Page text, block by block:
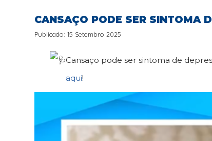
CANSAÇO PODE SER SINTOMA
Publicado: 15 Setembro 2025
Cansaço pode ser sintoma de
aqui!